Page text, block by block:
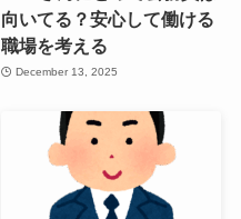
向いてる？安心して働ける
職場を考える
December 13, 2025